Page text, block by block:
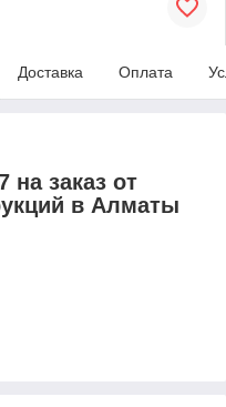
Доставка Оплата
заказ от
в Алматы